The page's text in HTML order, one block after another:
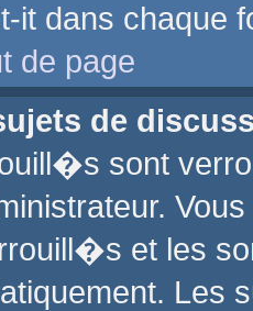
it dans chaque
de page
de
sont
et les
Les